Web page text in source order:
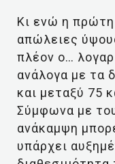
Κι ενώ η πρώτη
απώλειες
πλέον ο…
ανάλογα με τα
και μεταξύ 75
Σύμφωνα με
ανάκαμψη
υπάρχει